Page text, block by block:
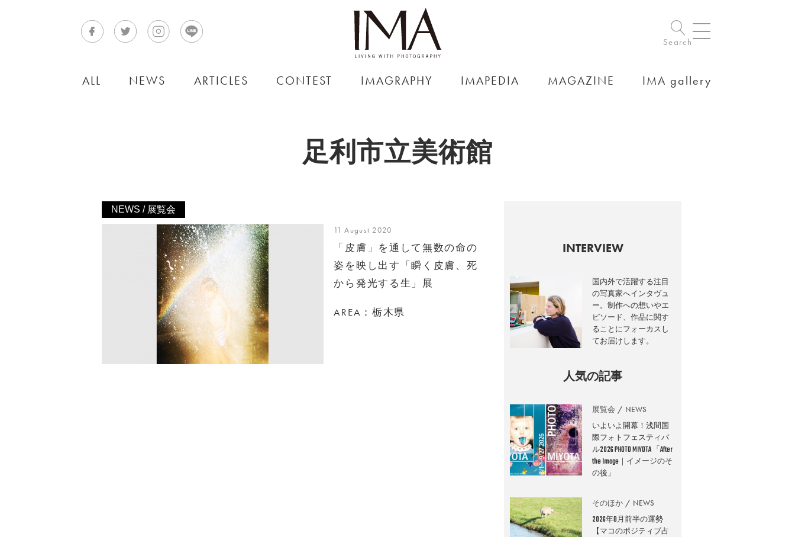
Search
ALL NEWS ARTICLES CONTEST IMAGRAPHY IMAPEDIA MAGAZINE IMA gallery
足利市立美術館
NEWS / 展覧会
11 August 2020
「皮膚」を通して無数の命の
姿を映し出す「瞬く皮膚、死
から発光する生」展
AREA：栃木県
INTERVIEW
国内外で活躍する注目
の写真家へインタヴュ
ー。制作への想いやエ
ピソード、作品に関す
ることにフォーカスし
てお届けします。
人気の記事
展覧会 NEWS
いよいよ開幕！浅間国
際フォトフェスティバ
ル2026 PHOTO MIYOTA 「After
the Image｜イメージのそ
の後」
そのほか NEWS
2026年8月前半の運勢
【マコのポジティブ占